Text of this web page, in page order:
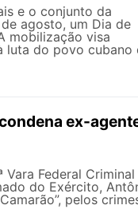
e o conjunto da
agosto, um Dia de
mobilização visa
luta do povo cubano
ex-
Federal
do Exército,
pelos